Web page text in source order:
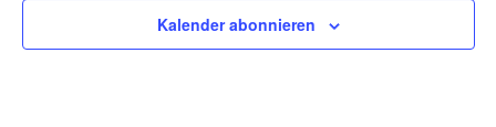
Kalender abonnieren